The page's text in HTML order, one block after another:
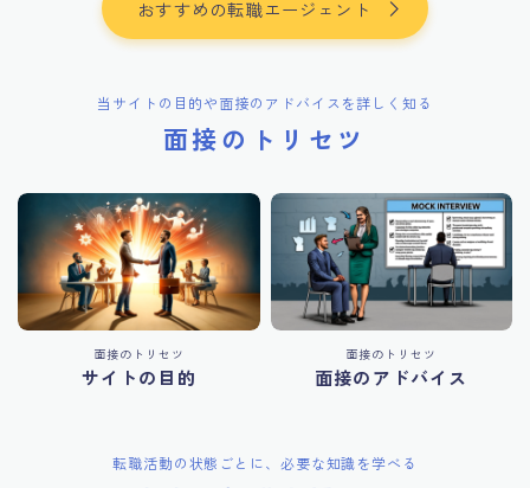
おすすめの転職エージェント
当サイトの目的や面接のアドバイスを詳しく知る
面接のトリセツ
面接のトリセツ
サイトの目的
面接のトリセツ
面接のアドバイス
転職活動の状態ごとに、必要な知識を学べる